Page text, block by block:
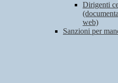
Dirigenti
web)
Sanzioni per